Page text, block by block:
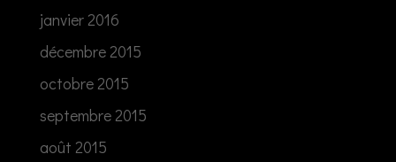
janvier 2016
décembre 2015
octobre 2015
septembre 2015
août 2015